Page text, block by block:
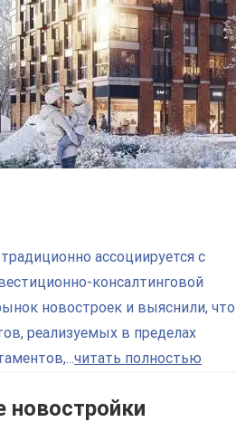
ассоциируется с
консалтинговой
новостроек и выяснили, что
реализуемых в пределах
читать полностью